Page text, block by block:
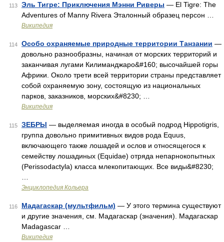
113 Эль Тигре: Приключения Мэнни Риверы — El Tigre: The
Adventures of Manny Rivera Эталонный образец персон …
Википедия
114 Особо охраняемые природные территории Танзании —
довольно разнообразны, начиная от морских территорий и
заканчивая лугами Килиманджаро&#160; высочайшей горы
Африки. Около трети всей территории страны представляет
собой охраняемую зону, состоящую из национальных
парков, заказников, морских&#8230; …
Википедия
115 ЗЕБРЫ — выделяемая иногда в особый подрод Hippotigris,
группа довольно примитивных видов рода Equus,
включающего также лошадей и ослов и относящегося к
семейству лошадиных (Equidae) отряда непарнокопытных
(Perissodactyla) класса млекопитающих. Все виды&#8230;
Энциклопедия Кольера
116 Мадагаскар (мультфильм) — У этого термина существуют
и другие значения, см. Мадагаскар (значения). Мадагаскар
Madagascar …
Википедия